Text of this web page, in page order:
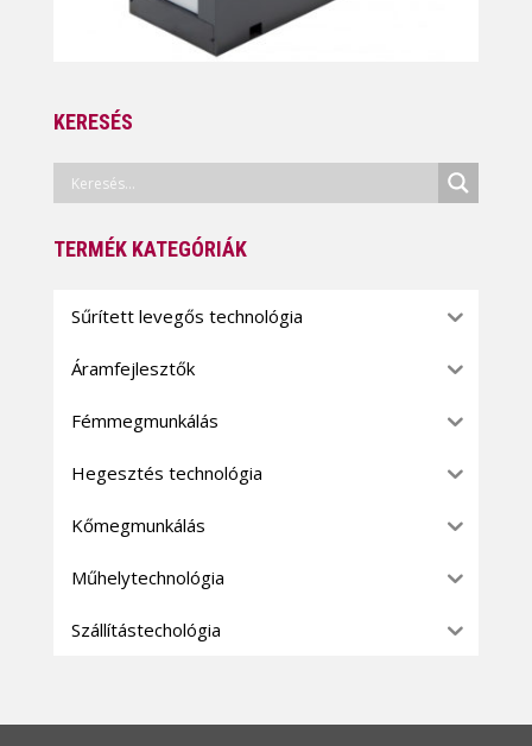
KERESÉS
TERMÉK KATEGÓRIÁK
Sűrített levegős technológia
Áramfejlesztők
Fémmegmunkálás
Hegesztés technológia
Kőmegmunkálás
Műhelytechnológia
Szállítástechológia